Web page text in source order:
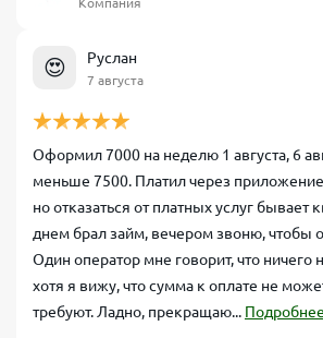
😍 Руслан
7 августа
Оформил 7000 на неделю 1 августа, 6
меньше 7500. Платил через
но отказаться от платных услуг бывает
днем брал займ, вечером звоню, чтобы
Один оператор мне говорит, что ничего
хотя я вижу, что сумма к оплате не
требуют. Ладно, прекращаю... Подробнее